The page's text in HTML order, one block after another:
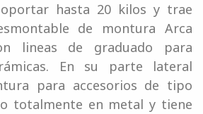
hasta 20 kilos y trae
de montura Arca
lineas de graduado para
En su parte lateral
para accesorios de tipo
totalmente en metal y tiene